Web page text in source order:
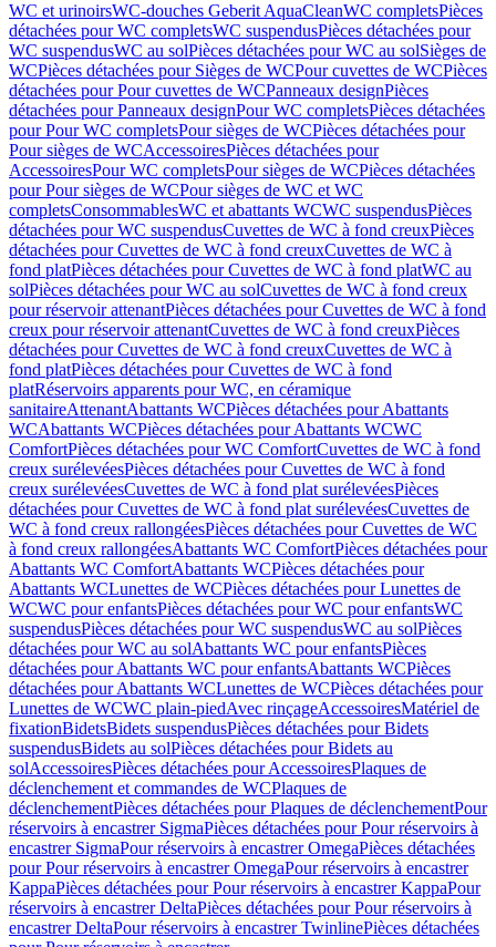
WC et urinoirsWC-douches Geberit AquaCleanWC completsPièces
détachées pour WC completsWC suspendusPièces détachées pour
WC suspendusWC au solPièces détachées pour WC au solSièges de
WCPièces détachées pour Sièges de WCPour cuvettes de WCPièces
détachées pour Pour cuvettes de WCPanneaux designPièces
détachées pour Panneaux designPour WC completsPièces détachées
pour Pour WC completsPour sièges de WCPièces détachées pour
Pour sièges de WCAccessoiresPièces détachées pour
AccessoiresPour WC completsPour sièges de WCPièces détachées
pour Pour sièges de WCPour sièges de WC et WC
completsConsommablesWC et abattants WCWC suspendusPièces
détachées pour WC suspendusCuvettes de WC à fond creuxPièces
détachées pour Cuvettes de WC à fond creuxCuvettes de WC à
fond platPièces détachées pour Cuvettes de WC à fond platWC au
solPièces détachées pour WC au solCuvettes de WC à fond creux
pour réservoir attenantPièces détachées pour Cuvettes de WC à fond
creux pour réservoir attenantCuvettes de WC à fond creuxPièces
détachées pour Cuvettes de WC à fond creuxCuvettes de WC à
fond platPièces détachées pour Cuvettes de WC à fond
platRéservoirs apparents pour WC, en céramique
sanitaireAttenantAbattants WCPièces détachées pour Abattants
WCAbattants WCPièces détachées pour Abattants WCWC
ComfortPièces détachées pour WC ComfortCuvettes de WC à fond
creux surélevéesPièces détachées pour Cuvettes de WC à fond
creux surélevéesCuvettes de WC à fond plat surélevéesPièces
détachées pour Cuvettes de WC à fond plat surélevéesCuvettes de
WC à fond creux rallongéesPièces détachées pour Cuvettes de WC
à fond creux rallongéesAbattants WC ComfortPièces détachées pour
Abattants WC ComfortAbattants WCPièces détachées pour
Abattants WCLunettes de WCPièces détachées pour Lunettes de
WCWC pour enfantsPièces détachées pour WC pour enfantsWC
suspendusPièces détachées pour WC suspendusWC au solPièces
détachées pour WC au solAbattants WC pour enfantsPièces
détachées pour Abattants WC pour enfantsAbattants WCPièces
détachées pour Abattants WCLunettes de WCPièces détachées pour
Lunettes de WCWC plain-piedAvec rinçageAccessoiresMatériel de
fixationBidetsBidets suspendusPièces détachées pour Bidets
suspendusBidets au solPièces détachées pour Bidets au
solAccessoiresPièces détachées pour AccessoiresPlaques de
déclenchement et commandes de WCPlaques de
déclenchementPièces détachées pour Plaques de déclenchementPour
réservoirs à encastrer SigmaPièces détachées pour Pour réservoirs à
encastrer SigmaPour réservoirs à encastrer OmegaPièces détachées
pour Pour réservoirs à encastrer OmegaPour réservoirs à encastrer
KappaPièces détachées pour Pour réservoirs à encastrer KappaPour
réservoirs à encastrer DeltaPièces détachées pour Pour réservoirs à
encastrer DeltaPour réservoirs à encastrer TwinlinePièces détachées